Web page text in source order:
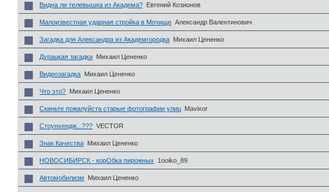
Видна ли телевышка из Академа? Евгений Козионов
Малоизвестная ударная стройка в Мочище Александр Валентинович
Загадка для Александра из Академгородка Михаил Цененко
Дурацкая загадка Михаил Цененко
Видеозагадка Михаил Цененко
Что это? Михаил Цененко
Скиньте пожалуйста старые фотографии улиц Mavixor
Стоунхендж...??? VECTOR
Знак Качества Михаил Цененко
НОВОСИБИРСК - корОбка пирожных 1ooiko_89
Автомобилизм Михаил Цененко